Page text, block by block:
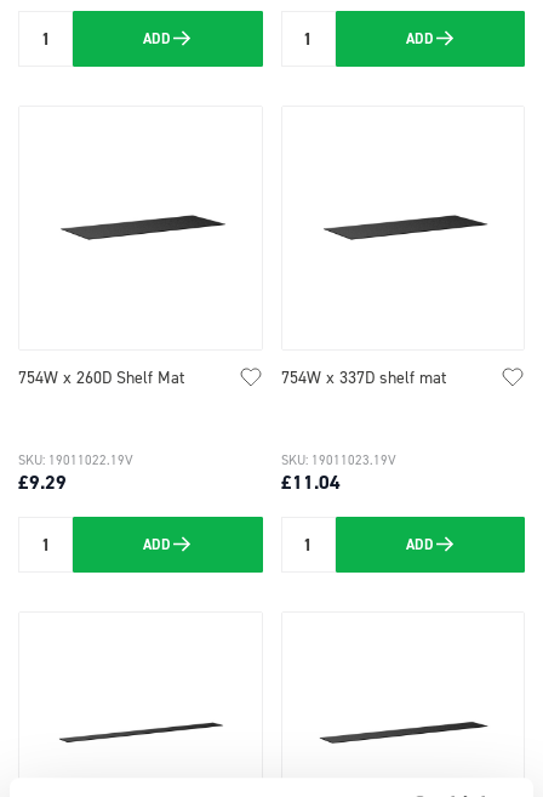
Quantity ADD Quantity ADD
754W x 260D Shelf Mat
£9.29
SKU: 19011022.19V
Quantity ADD
754W x 337D shelf mat
£11.04
SKU: 19011023.19V
Quantity ADD